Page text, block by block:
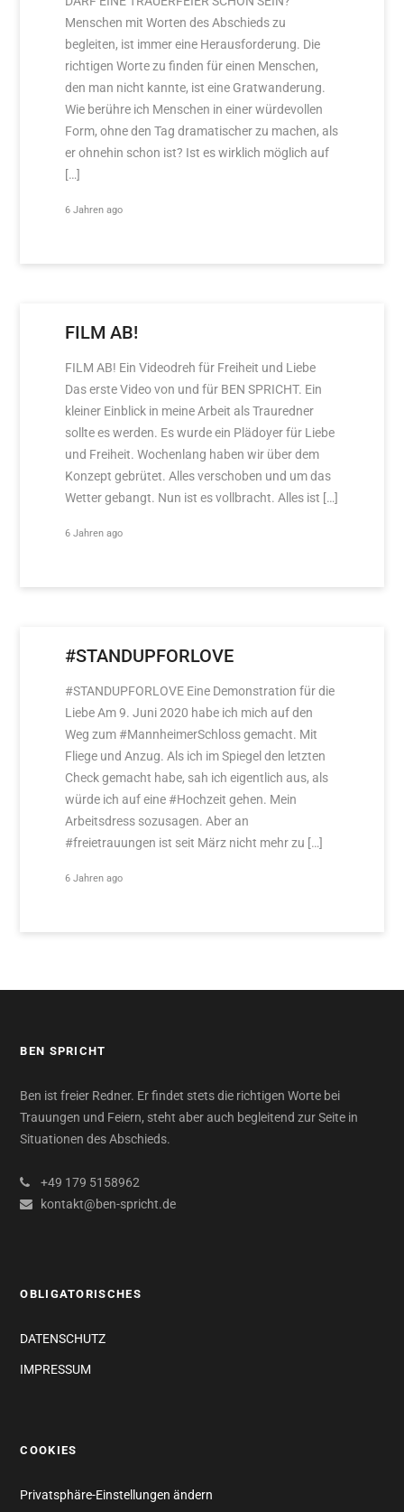
Menschen mit Worten des Abschieds zu
begleiten, ist immer eine Herausforderung. Die
richtigen Worte zu finden für einen Menschen,
den man nicht kannte, ist eine Gratwanderung.
Wie berühre ich Menschen in einer würdevollen
Form, ohne den Tag dramatischer zu machen, als
er ohnehin schon ist? Ist es wirklich möglich auf
[…]
6 Jahren ago
FILM AB!
FILM AB! Ein Videodreh für Freiheit und Liebe
Das erste Video von und für BEN SPRICHT. Ein
kleiner Einblick in meine Arbeit als Trauredner
sollte es werden. Es wurde ein Plädoyer für Liebe
und Freiheit. Wochenlang haben wir über dem
Konzept gebrütet. Alles verschoben und um das
Wetter gebangt. Nun ist es vollbracht. Alles ist […]
6 Jahren ago
#STANDUPFORLOVE
#STANDUPFORLOVE Eine Demonstration für die
Liebe Am 9. Juni 2020 habe ich mich auf den
Weg zum #MannheimerSchloss gemacht. Mit
Fliege und Anzug. Als ich im Spiegel den letzten
Check gemacht habe, sah ich eigentlich aus, als
würde ich auf eine #Hochzeit gehen. Mein
Arbeitsdress sozusagen. Aber an
#freietrauungen ist seit März nicht mehr zu […]
6 Jahren ago
BEN SPRICHT
Ben ist freier Redner. Er findet stets die richtigen Worte bei
Trauungen und Feiern, steht aber auch begleitend zur Seite in
Situationen des Abschieds.
+49 179 5158962
kontakt@ben-spricht.de
OBLIGATORISCHES
DATENSCHUTZ
IMPRESSUM
COOKIES
Privatsphäre-Einstellungen ändern